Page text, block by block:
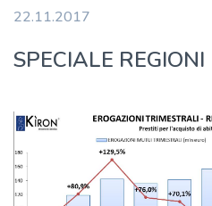
22.11.2017
SPECIALE REGIONI